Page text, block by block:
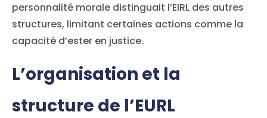
personnalité morale distinguait l’EIRL des autres
structures, limitant certaines actions comme la
capacité d’ester en justice.
L’organisation et la
structure de l’EURL